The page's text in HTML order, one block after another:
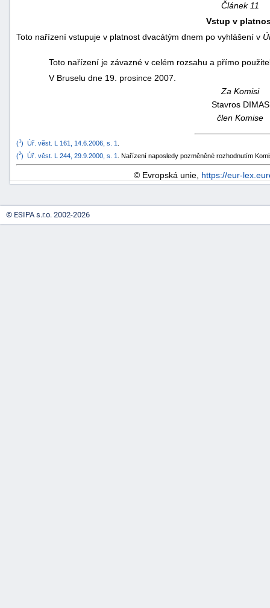
Článek 11
Vstup v
Toto nařízení vstupuje v platnost dvacátým dnem po vyhlášení v
Toto nařízení je závazné v celém rozsahu a přímo
V Bruselu dne 19. prosince 2007.
Za Komisi
Stavros DIMAS
člen Komise
(1) Úř. věst. L 161, 14.6.2006, s. 1
(2) Úř. věst. L 244, 29.9.2000, s. 1 . Nařízení naposledy pozměněné rozhodnutím
© Evropská unie, https://eur-
© ESIPA s.r.o. 2002-2026